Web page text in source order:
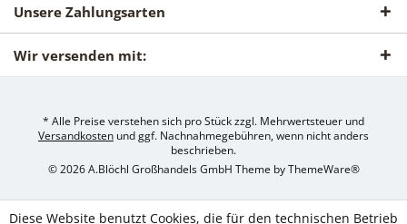
Unsere Zahlungsarten
Wir versenden mit:
* Alle Preise verstehen sich pro Stück zzgl. Mehrwertsteuer und
Versandkosten und ggf. Nachnahmegebühren, wenn nicht anders
beschrieben.
© 2026 A.Blöchl Großhandels GmbH Theme byThemeWare®
Diese Website benutzt Cookies, die für den technischen Betrieb